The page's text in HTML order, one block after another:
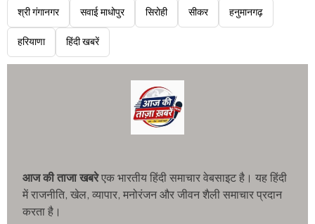
श्री गंगानगर सवाई माधोपुर सिरोही सीकर हनुमानगढ़
हरियाणा हिंदी खबरें
आज की ताजा खबरेएक भारतीय हिंदी समाचार वेबसाइट है। यह हिंदी
में राजनीति, खेल, व्यापार, मनोरंजन और जीवन शैली समाचार प्रदान
करता है।